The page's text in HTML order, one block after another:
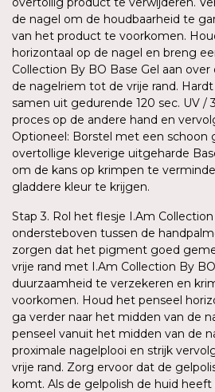
de nagel om de houdbaarheid te
van het product te voorkomen.
horizontaal op de nagel en breng
Collection By BO Base Gel aan
de nagelriem tot de vrije rand.
samen uit gedurende 120 sec. UV /
proces op de andere hand en
Optioneel: Borstel met een schoon
overtollige kleverige uitgeharde
om de kans op krimpen te
gladdere kleur te krijgen.
Stap 3. Rol het flesje I.Am
ondersteboven tussen de
zorgen dat het pigment goed
vrije rand met I.Am Collection By
duurzaamheid te verzekeren en
voorkomen. Houd het penseel
ga verder naar het midden van de
penseel vanuit het midden van de
proximale nagelplooi en strijk
vrije rand. Zorg ervoor dat de
komt. Als de gelpolish de huid